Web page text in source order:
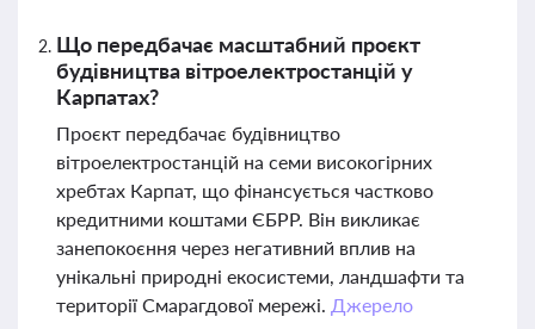
Що передбачає масштабний проєкт
будівництва вітроелектростанцій у
Карпатах?
Проєкт передбачає будівництво
вітроелектростанцій на семи високогірних
хребтах Карпат, що фінансується частково
кредитними коштами ЄБРР. Він викликає
занепокоєння через негативний вплив на
унікальні природні екосистеми, ландшафти та
території Смарагдової мережі. Джерело